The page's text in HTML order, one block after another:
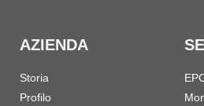
AZIENDA
Storia
Profilo